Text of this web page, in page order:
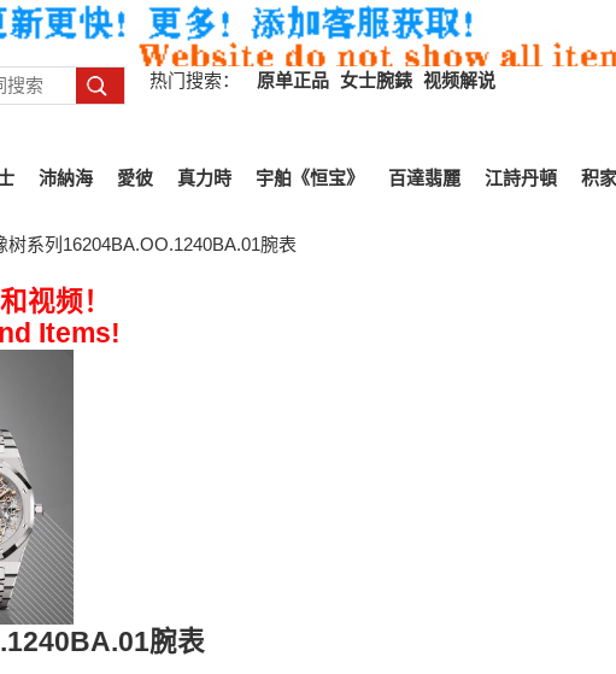
热门搜索： 原单正品 女士腕錶 视频解说
沛納海 愛彼 真力時 宇舶《恒宝》 百達翡麗 江詩丹頓 积家
系列16204BA.OO.1240BA.01腕表
视频！
Items!
腕表